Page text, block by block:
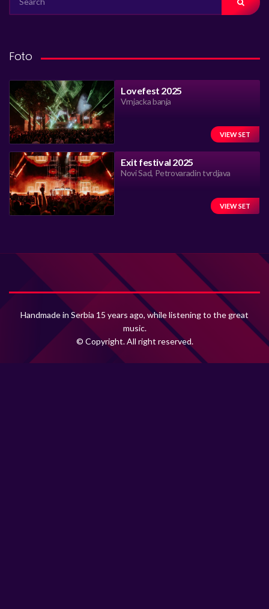
FOR:
Foto
Lovefest 2025
Vrnjacka banja
VIEW SET
Exit festival 2025
Novi Sad, Petrovaradin tvrdjava
VIEW SET
Handmade in Serbia 15 years ago, while listening to the great
music.
© Copyright. All right reserved.